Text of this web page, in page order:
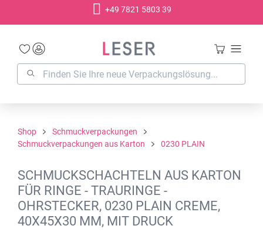
+49 7821 5803 39
Shop
Schmuckverpackungen
Schmuckverpackungen aus Karton
0230 PLAIN
SCHMUCKSCHACHTELN AUS KARTON
FÜR RINGE - TRAURINGE -
OHRSTECKER, 0230 PLAIN CREME,
40X45X30 MM, MIT DRUCK